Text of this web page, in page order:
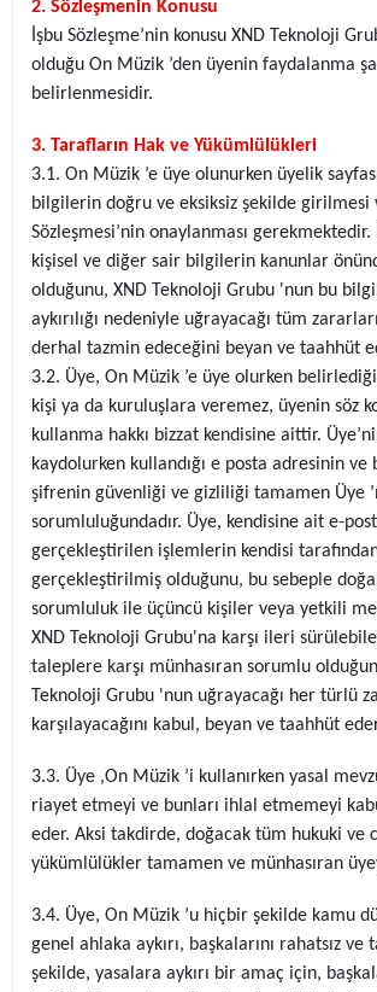
2. Sözleşmenin Konusu
İşbu Sözleşme’nin konusu XND Teknoloji
olduğu On Müzik ’den üyenin faydalanma
belirlenmesidir.
3. Tarafların Hak ve Yükümlülükleri
3.1. On Müzik ’e üye olunurken üyelik
bilgilerin doğru ve eksiksiz şekilde girilmesi
Sözleşmesi’nin onaylanması
kişisel ve diğer sair bilgilerin kanunlar
olduğunu, XND Teknoloji Grubu 'nun bu
aykırılığı nedeniyle uğrayacağı tüm
derhal tazmin edeceğini beyan ve taahhüt
3.2. Üye, On Müzik ’e üye olurken
kişi ya da kuruluşlara veremez, üyenin söz
kullanma hakkı bizzat kendisine aittir.
kaydolurken kullandığı e posta adresinin
şifrenin güvenliği ve gizliliği tamamen Üye
sorumluluğundadır. Üye, kendisine ait e-
gerçekleştirilen işlemlerin kendisi
gerçekleştirilmiş olduğunu, bu sebeple
sorumluluk ile üçüncü kişiler veya yetkili
XND Teknoloji Grubu'na karşı ileri
taleplere karşı münhasıran sorumlu
Teknoloji Grubu 'nun uğrayacağı her türlü
karşılayacağını kabul, beyan ve taahhüt
3.3. Üye ,On Müzik ’i kullanırken yasal
riayet etmeyi ve bunları ihlal etmemeyi
eder. Aksi takdirde, doğacak tüm hukuki ve
yükümlülükler tamamen ve münhasıran
3.4. Üye, On Müzik ’u hiçbir şekilde kamu
genel ahlaka aykırı, başkalarını rahatsız ve
şekilde, yasalara aykırı bir amaç için,